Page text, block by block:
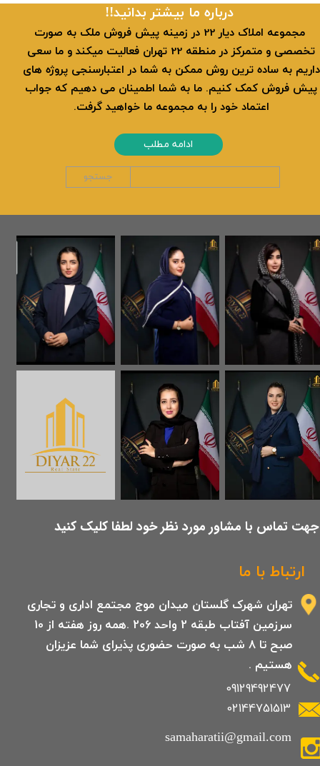
ارتباط با ما
09129492477
02144751513
تهران شهرک گلستان میدان موج مجتمع اداری و تجاری
سرزمین آفتاب طبقه 2 واحد 206 .همه روز هفته از 10
صبح تا 8 شب به صورت حضوری پذیرای شما عزیزان
هستیم .
samaharatii@gmail.com
​جهت تماس با مشاور مورد نظر خود لطفا کلیک کنید
​​درباره ما بیشتر بدانید!!
​ مجموعه املاک دیار 22 در زمینه پیش فروش ملک به صورت
تخصصی و متمرکز در منطقه 22 تهران فعالیت میکند و ما سعی
داریم به ساده ترین روش ممکن به شما در اعتبارسنجی پروژه های
پیش فروش کمک کنیم. ما به شما اطمینان می دهیم که جواب
اعتماد خود را به مجموعه ما خواهید گرفت.
ادامه مطلب
جستجو